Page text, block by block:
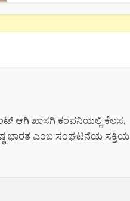
ಆಗಿ ಖಾಸಗಿ ಕಂಪನಿಯಲ್ಲಿ ಕೆಲಸ.
ಭಾರತ ಎಂಬ ಸಂಘಟನೆಯ ಸಕ್ರಿಯ